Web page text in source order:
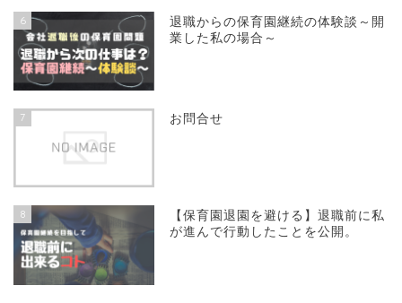
6
退職からの保育園継続の体験談～開
業した私の場合～
7 お問合せ
8
【保育園退園を避ける】退職前に私
が進んで行動したことを公開。